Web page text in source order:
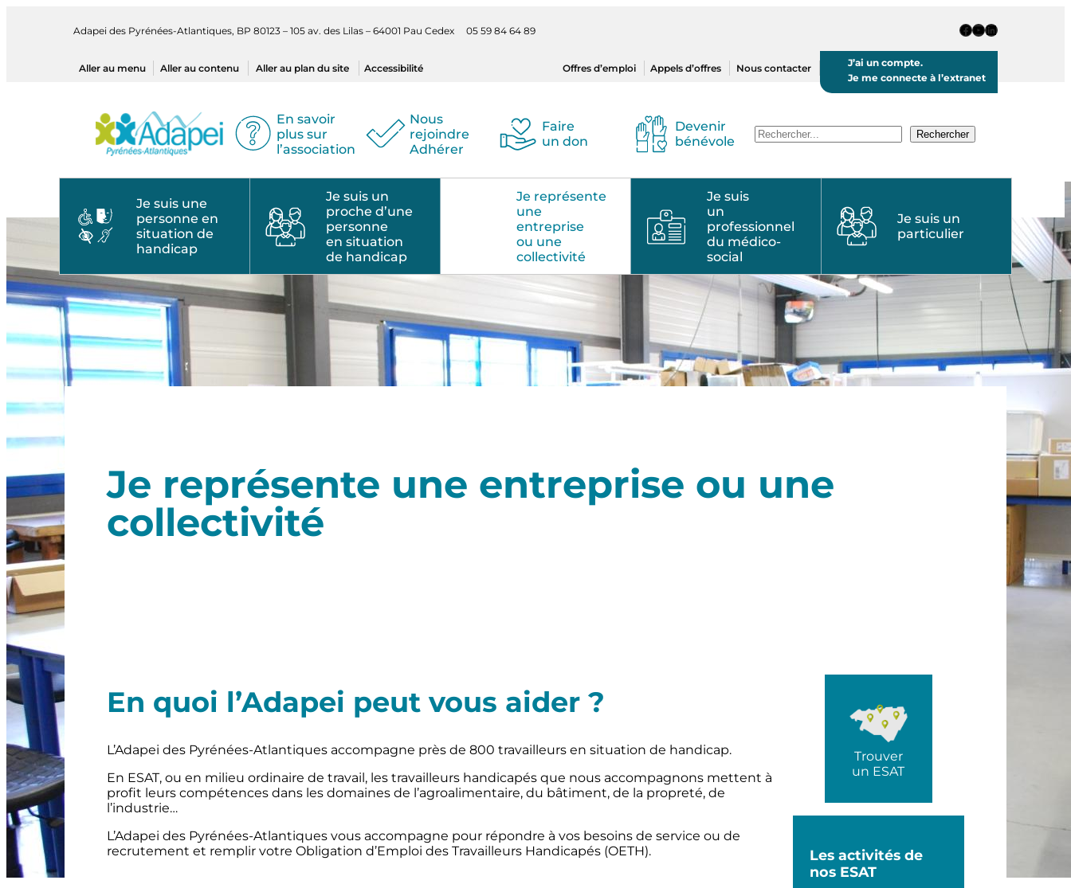
Adapei des Pyrénées-Atlantiques, BP 80123 – 105 av. des Lilas – 64001 Pau Cedex 05 59 84 64 89 Page Facebook
Chaine Youtube
Page LinkedIn
Aller au menu Aller au contenu Aller au plan du site Accessibilité Offres d’emploi Appels d’offres Nous contacter
J’ai un compte.
Je me connecte à l’extranet
En savoir
plus sur
l’association
Nous
rejoindre
Adhérer
Faire
un don
Devenir
bénévole
Recherche Rechercher
Je suis une
personne en
situation de
handicap
Je suis un
proche d’une
personne
en situation
de handicap
Je représente
une
entreprise
ou une
collectivité
Je suis
un
professionnel
du médico-
social
Je suis un
particulier
Je représente une entreprise ou une
collectivité
En quoi l’Adapei peut vous aider ?
L’Adapei des Pyrénées-Atlantiques accompagne près de 800 travailleurs en situation de handicap.
En ESAT, ou en milieu ordinaire de travail, les travailleurs handicapés que nous accompagnons mettent à
profit leurs compétences dans les domaines de l’agroalimentaire, du bâtiment, de la propreté, de
l’industrie…
L’Adapei des Pyrénées-Atlantiques vous accompagne pour répondre à vos besoins de service ou de
recrutement et remplir votre Obligation d’Emploi des Travailleurs Handicapés (OETH).
Trouver
un ESAT
Les activités de
nos ESAT